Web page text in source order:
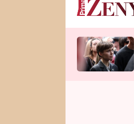
Horoskopy
HOROSKOP NA